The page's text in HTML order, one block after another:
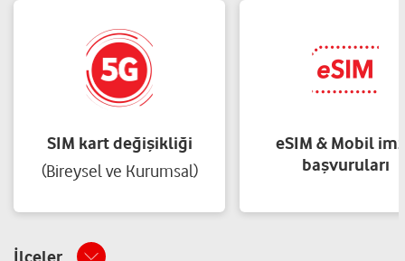
Aksoy İletişim - Mehmet Hakim Aksoy
05356687657
Yol tarifi al
Kocatepe Mah. Aydede Cad.Gezi Apt. No:3/A Beyoğlu/İstanbul
SIM kart değişikliği
(Bireysel ve Kurumsal)
eSIM & Mobil
başvuruları
İlçeler